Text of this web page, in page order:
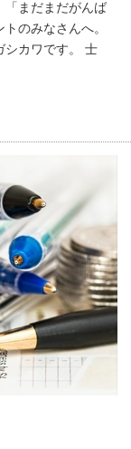
「まだまだがんば
のみなさんへ。
シカワです。 士